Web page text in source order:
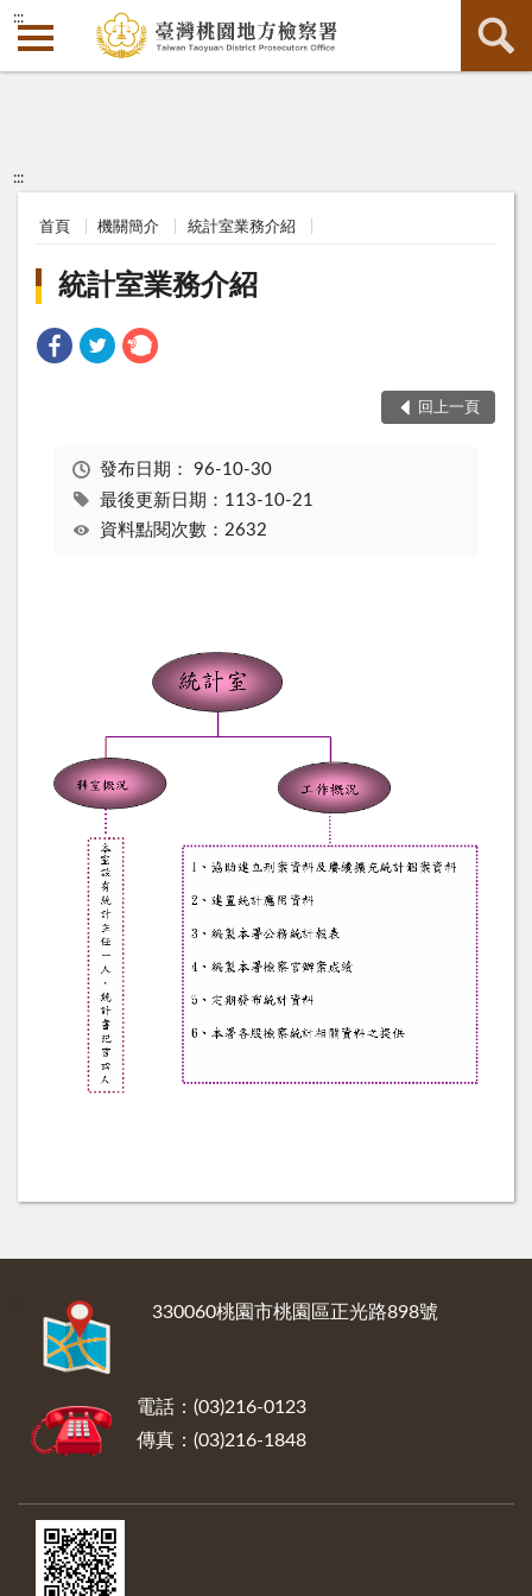
:::
:::
首頁 機關簡介 統計室業務介紹
統計室業務介紹
回上一頁
發布日期： 96-10-30
最後更新日期：113-10-21
資料點閱次數：2632
330060桃園市桃園區正光路898號
電話：(03)216-0123
傳真：(03)216-1848